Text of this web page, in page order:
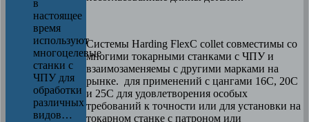
Системы Harding FlexC collet совместимы со
многими токарными станками с ЧПУ и
взаимозаменяемы с другими марками на
рынке. для применений с цангами 16C, 20C
и 25C для удовлетворения особых
требований к точности или для установки на
токарном станке с патроном или
в
настоящее
время
используют
многоцелевые
станки с
ЧПУ для
обработки
различных
видов…